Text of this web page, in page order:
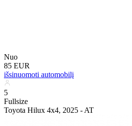
Nuo
85 EUR
išsinuomoti automobilį
5
Fullsize
Toyota Hilux 4x4, 2025 - AT